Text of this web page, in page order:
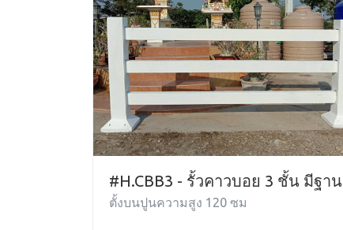
#H.CBB3 - รั้วคาวบอย 3 ชั้น มีฐาน
ตั้งบนปูนความสูง 120 ซม